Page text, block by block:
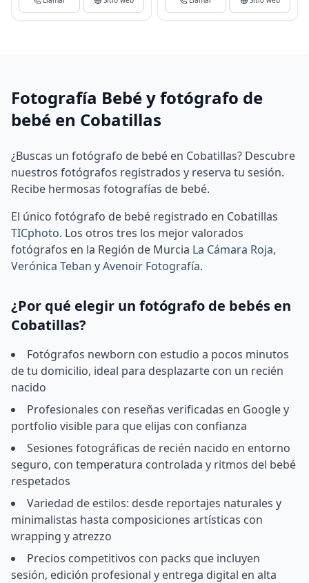
Fotografía Bebé y fotógrafo de
bebé en Cobatillas
¿Buscas un fotógrafo de bebé en Cobatillas? Descubre
nuestros fotógrafos registrados y reserva tu sesión.
Recibe hermosas fotografías de bebé.
El único fotógrafo de bebé registrado en Cobatillas
TICphoto. Los otros tres los mejor valorados
fotógrafos en la Región de Murcia La Cámara Roja,
Verónica Teban yAvenoir Fotografía.
¿Por qué elegir un fotógrafo de bebés en
Cobatillas?
Fotógrafos newborn con estudio a pocos minutos
de tu domicilio, ideal para desplazarte con un recién
nacido
Profesionales con reseñas verificadas en Google y
portfolio visible para que elijas con confianza
Sesiones fotográficas de recién nacido en entorno
seguro, con temperatura controlada y ritmos del bebé
respetados
Variedad de estilos: desde reportajes naturales y
minimalistas hasta composiciones artísticas con
wrapping y atrezzo
Precios competitivos con packs que incluyen
sesión, edición profesional y entrega digital en alta